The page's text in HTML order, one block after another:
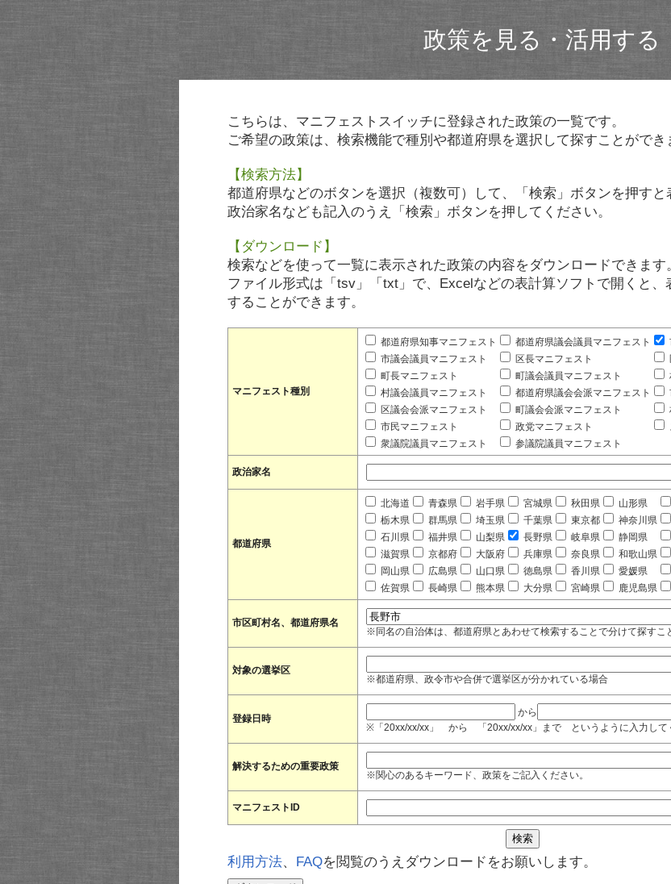
政策を見る・活用する
こちらは、マニフェストスイッチに登録された政策の一覧です。
ご希望の政策は、検索機能で種別や都道府県を選択して探すことができ
【検索方法】
都道府県などのボタンを選択（複数可）して、「検索」ボタンを押すと
政治家名なども記入のうえ「検索」ボタンを押してください。
【ダウンロード】
検索などを使って一覧に表示された政策の内容をダウンロードできます
ファイル形式は「tsv」「txt」で、Excelなどの表計算ソフトで開くと
することができます。
マニフェスト種別
都道府県知事マニフェスト 都道府県議会議員マニフェスト
市議会議員マニフェスト
区長マニフェスト
町長マニフェスト
町議会議員マニフェスト
村議会議員マニフェスト
都道府県議会会派マニフェスト
区議会会派マニフェスト
町議会会派マニフェスト
市民マニフェスト
政党マニフェスト
衆議院議員マニフェスト
参議院議員マニフェスト
政治家名
都道府県
北海道 青森県 岩手県 宮城県 秋田県 山形県
栃木県
群馬県 埼玉県 千葉県 東京都 神奈川県
石川県
福井県 山梨県 長野県 岐阜県 静岡県
滋賀県
京都府 大阪府 兵庫県 奈良県 和歌山県
岡山県
広島県 山口県 徳島県 香川県 愛媛県
佐賀県
長崎県 熊本県 大分県 宮崎県 鹿児島県
市区町村名、都道府県名
※同名の自治体は、都道府県とあわせて検索することで分けて探すこ
対象の選挙区
※都道府県、政令市や合併で選挙区が分かれている場合
登録日時
から
※「20xx/xx/xx」 から 「20xx/xx/xx」まで というように入力して
解決するための重要政策
※関心のあるキーワード、政策をご記入ください。
マニフェストID
利用方法、 FAQを閲覧のうえダウンロードをお願いします。